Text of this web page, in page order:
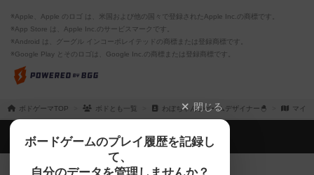
※Apple、Apple のロゴ は、米国および他の国々で登録されたApple Inc.の商標です。
※App Store は、Apple Inc.のサービスマークです。
※Android は、グーグル インコーポレイテッドの商標または登録商標です。
※Google Play とそのロゴは、Google Inc.の商標または登録商標です。
ボドゲーマTOP ボドとも一覧 わぼちゃん@ゲームデザイナー🐣 マイ
閉じる
ボードゲームのプレイ履歴を記録し
て、
ボドゲーマTOP
ボードゲームを検索する